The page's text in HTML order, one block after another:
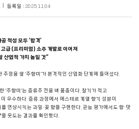
등록일 : 2025.11.04
적성 모두 ‘합격’
급(프리미엄) 소주 개발로 이어져
산업적 가치 높일 것”
정용 쌀 ‘주향미’가 본격적인 산업화 단계에 들어섰다.
‘주향미’는 증류주 전용 벼 품종이다. 찰기가 적고
우수하다. 증류 과정에서 에스테르 계열 향기 성분이
연상시키는 과일·꽃 향을 구현한다. 관능 평가에서도 향·맛
웃도는 결과를 확인했다.